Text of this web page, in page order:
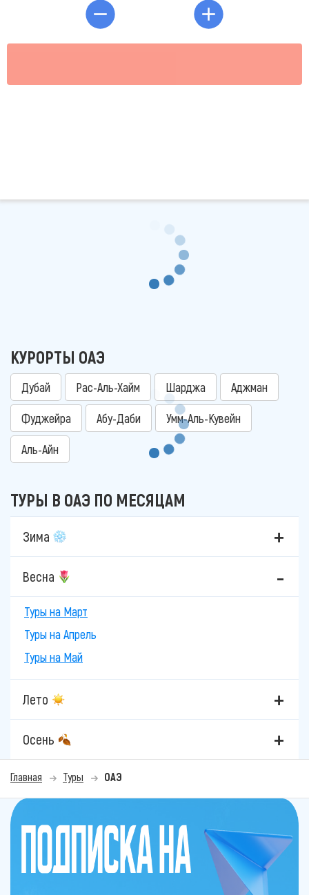
КУРОРТЫ ОАЭ
Дубай Рас-Аль-Хайм Шарджа Аджман
Фуджейра Абу-Даби Умм-Аль-Кувейн
Аль-Айн
ТУРЫ В ОАЭ ПО МЕСЯЦАМ
Зима
Весна
Туры на Март
Туры на Апрель
Туры на Май
Лето
Осень
Главная Туры ОАЭ